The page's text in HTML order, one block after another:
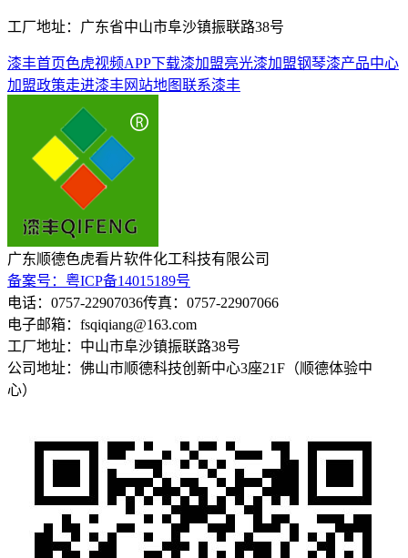
工厂地址： 广东省中山市阜沙镇振联路38号
漆丰首页色虎视频APP下载漆加盟亮光漆加盟钢琴漆产品中心
加盟政策走进漆丰网站地图联系漆丰
广东顺德色虎看片软件化工科技有限公司
备案号：粤ICP备14015189号
电话：0757-22907036传真：0757-22907066
电子邮箱：fsqiqiang@163.com
工厂地址：中山市阜沙镇振联路38号
公司地址：佛山市顺德科技创新中心3座21F（顺德体验中
心）